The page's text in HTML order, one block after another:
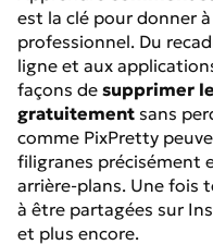
est la clé pour donner
professionnel. Du
ligne et aux
façons de supprimer
gratuitement sans
comme PixPretty
filigranes précisément
arrière-plans. Une fois
à être partagées sur
et plus encore.